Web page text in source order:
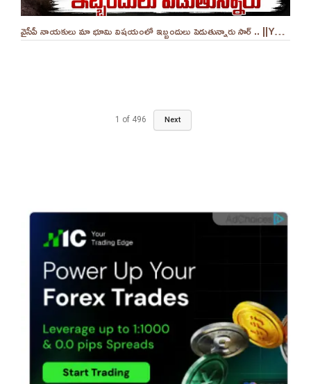
వైసీపీ నాయకులు మా భూమి విషయంలో ఇబ్బందులు పెడుతున్నారు సార్ .. ||YES 9TV
1 of 496 Next